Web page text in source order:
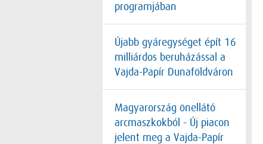
programjában
Újabb gyáregységet épít 16
milliárdos beruházással a
Vajda-Papír Dunaföldváron
Magyarország önellátó
arcmaszkokból - Új piacon
jelent meg a Vajda-Papír